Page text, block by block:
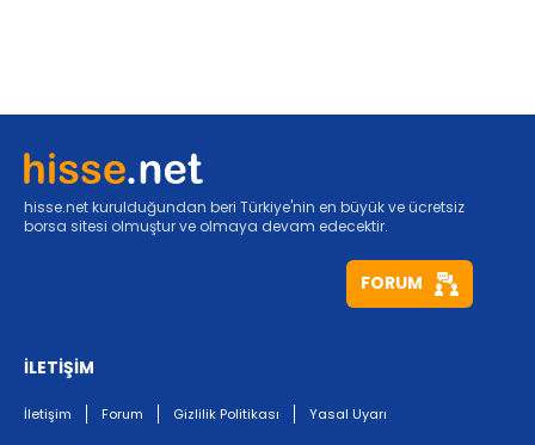
hisse.net kurulduğundan beri Türkiye'nin en büyük ve ücretsiz
borsa sitesi olmuştur ve olmaya devam edecektir.
FORUM
İLETİŞİM
İletişim Forum Gizlilik Politikası Yasal Uyarı